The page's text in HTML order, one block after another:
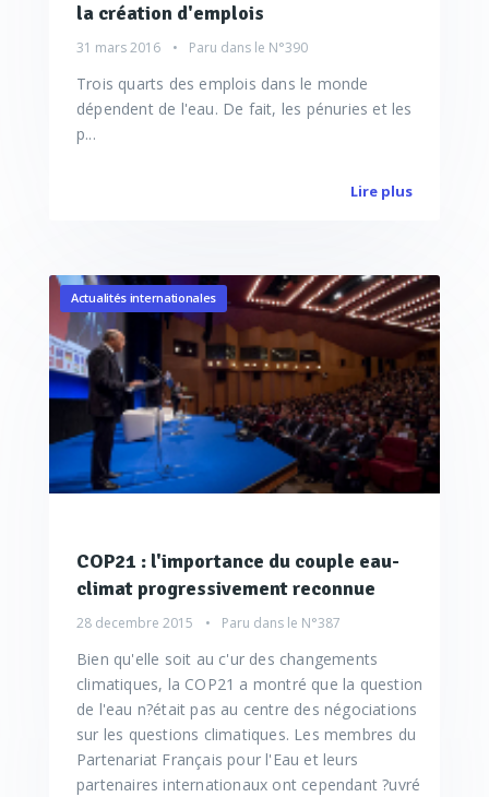
la création d'emplois
31 mars 2016 Paru dans le N°390
Trois quarts des emplois dans le monde
dépendent de l'eau. De fait, les pénuries et les
p...
Lire plus
Actualités internationales
COP21 : l'importance du couple eau-
climat progressivement reconnue
28 decembre 2015 Paru dans le N°387
Bien qu'elle soit au c'ur des changements
climatiques, la COP21 a montré que la question
de l'eau n?était pas au centre des négociations
sur les questions climatiques. Les membres du
Partenariat Français pour l'Eau et leurs
partenaires internationaux ont cependant ?uvré